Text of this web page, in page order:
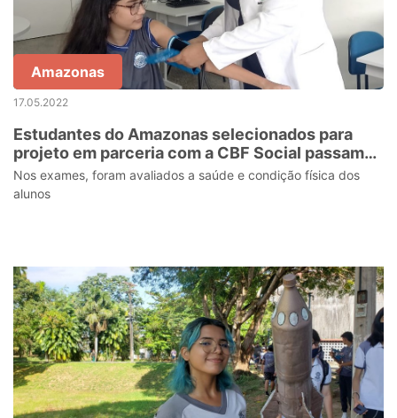
Amazonas
17.05.2022
Estudantes do Amazonas selecionados para
projeto em parceria com a CBF Social passam
por exames médicos
Nos exames, foram avaliados a saúde e condição física dos
alunos